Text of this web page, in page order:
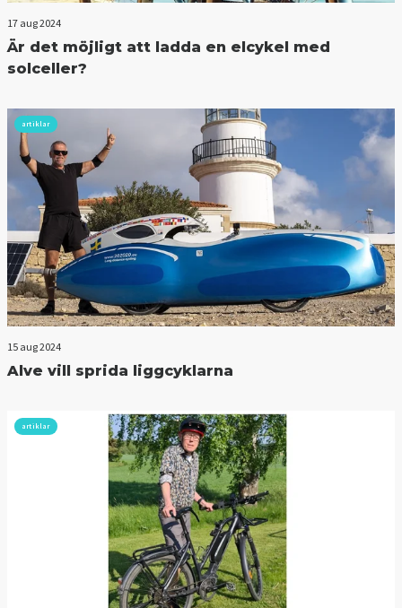
17 aug 2024
Är det möjligt att ladda en elcykel med
solceller?
artiklar
15 aug 2024
Alve vill sprida liggcyklarna
artiklar